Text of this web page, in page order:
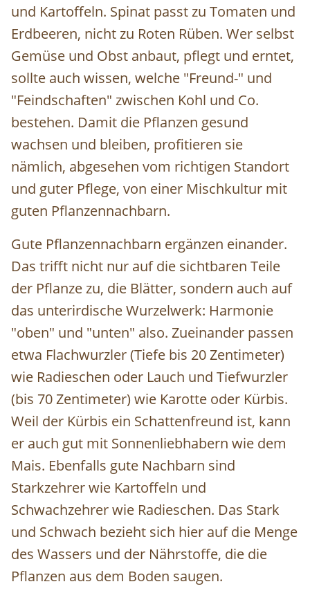
und Kartoffeln. Spinat passt zu Tomaten und
Erdbeeren, nicht zu Roten Rüben. Wer selbst
Gemüse und Obst anbaut, pflegt und erntet,
sollte auch wissen, welche "Freund-" und
"Feindschaften" zwischen Kohl und Co.
bestehen. Damit die Pflanzen gesund
wachsen und bleiben, profitieren sie
nämlich, abgesehen vom richtigen Standort
und guter Pflege, von einer Mischkultur mit
guten Pflanzennachbarn.
Gute Pflanzennachbarn ergänzen einander.
Das trifft nicht nur auf die sichtbaren Teile
der Pflanze zu, die Blätter, sondern auch auf
das unterirdische Wurzelwerk: Harmonie
"oben" und "unten" also. Zueinander passen
etwa Flachwurzler (Tiefe bis 20 Zentimeter)
wie Radieschen oder Lauch und Tiefwurzler
(bis 70 Zentimeter) wie Karotte oder Kürbis.
Weil der Kürbis ein Schattenfreund ist, kann
er auch gut mit Sonnenliebhabern wie dem
Mais. Ebenfalls gute Nachbarn sind
Starkzehrer wie Kartoffeln und
Schwachzehrer wie Radieschen. Das Stark
und Schwach bezieht sich hier auf die Menge
des Wassers und der Nährstoffe, die die
Pflanzen aus dem Boden saugen.